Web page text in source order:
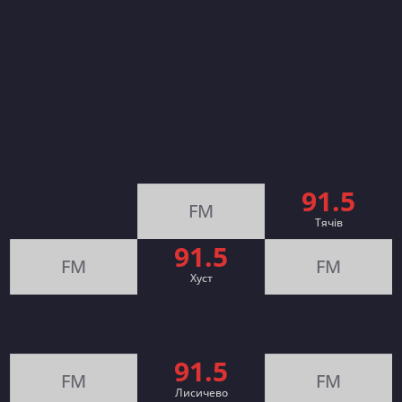
FM 91.5
Тячів
FM 91.5
Хуст FM
FM 91.5
Лисичево FM